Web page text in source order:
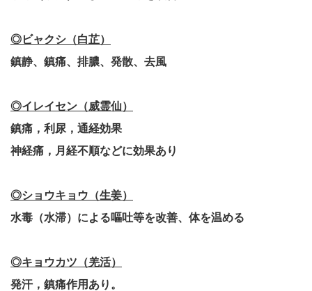
◎ビャクシ（白芷）
鎮静、鎮痛、排膿、発散、去風
◎イレイセン（威霊仙）
鎮痛，利尿，通経効果
神経痛，月経不順などに効果あり
◎ショウキョウ（生姜）
水毒（水滞）による嘔吐等を改善、体を温める
◎キョウカツ（羌活）
発汗，鎮痛作用あり。